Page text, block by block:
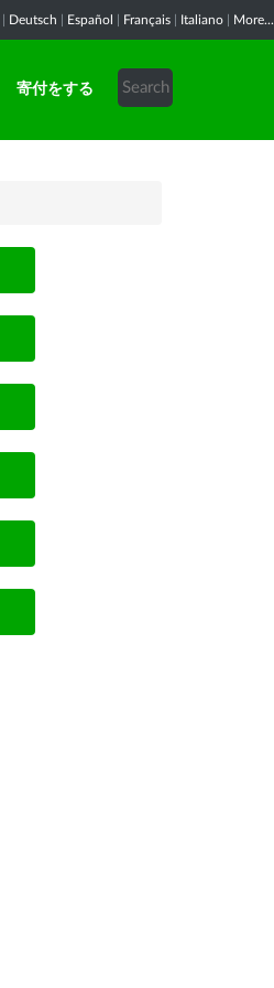
Deutsch Español Français Italiano More...
寄付をする